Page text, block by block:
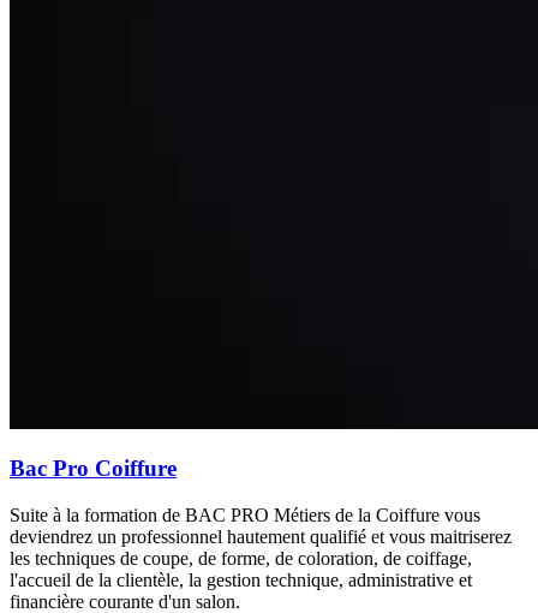
Bac Pro Coiffure
Suite à la formation de BAC PRO Métiers de la Coiffure vous
deviendrez un professionnel hautement qualifié et vous maitriserez
les techniques de coupe, de forme, de coloration, de coiffage,
l'accueil de la clientèle, la gestion technique, administrative et
financière courante d'un salon.